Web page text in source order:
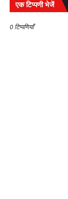
एक टिप्पणी भेजें
0 टिप्पणियाँ